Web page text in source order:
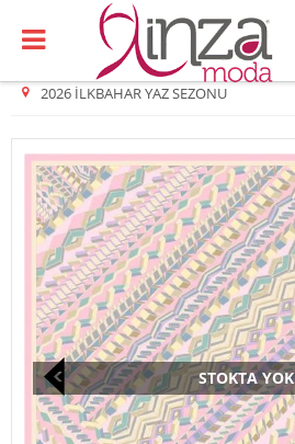
2026 İLKBAHAR YAZ SEZONU
STOKTA YOK